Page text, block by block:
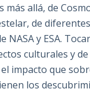
más allá, de
de
NASA y ESA.
culturales y
el impacto que
los